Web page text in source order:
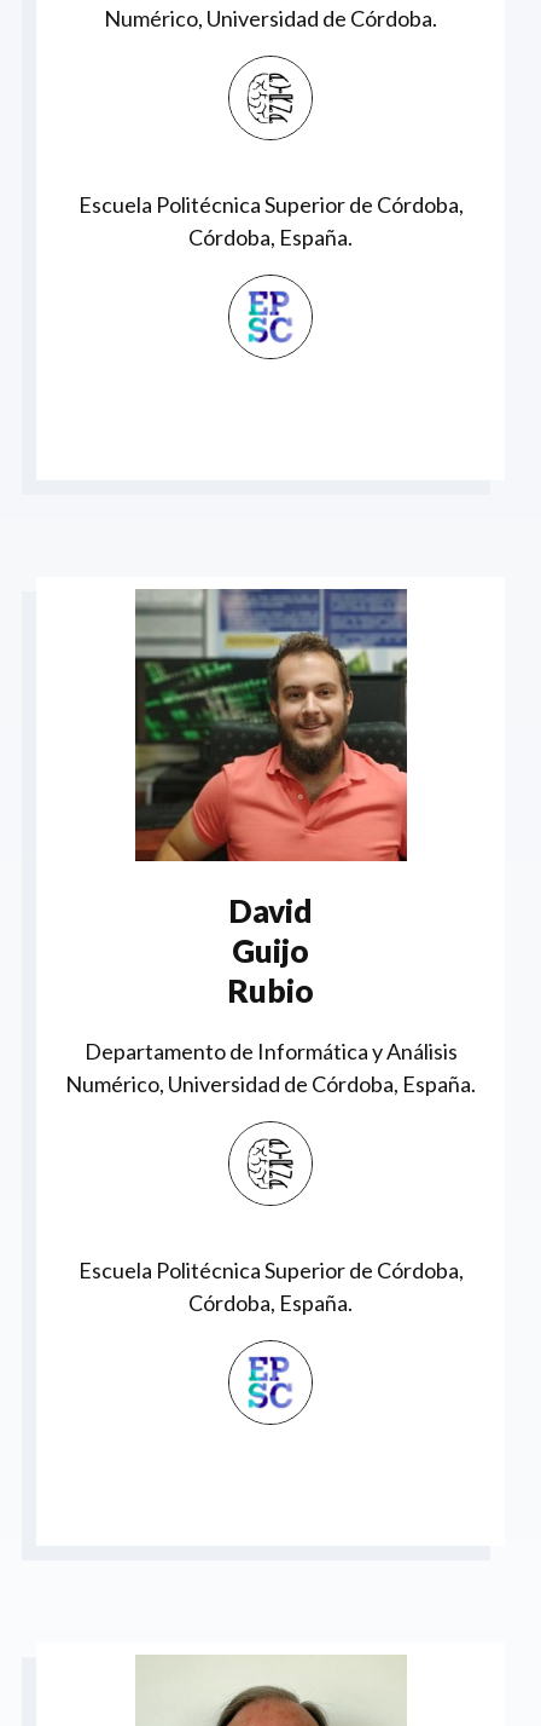
Numérico, Universidad de Córdoba.
Escuela Politécnica Superior de Córdoba,
Córdoba, España.
David
Guijo
Rubio
Departamento de Informática y Análisis
Numérico, Universidad de Córdoba, España.
Escuela Politécnica Superior de Córdoba,
Córdoba, España.